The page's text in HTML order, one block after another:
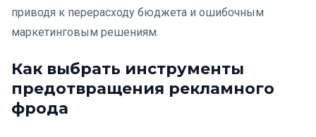
приводя к перерасходу бюджета и ошибочным
маркетинговым решениям.
Как выбрать инструменты
предотвращения рекламного
фрода